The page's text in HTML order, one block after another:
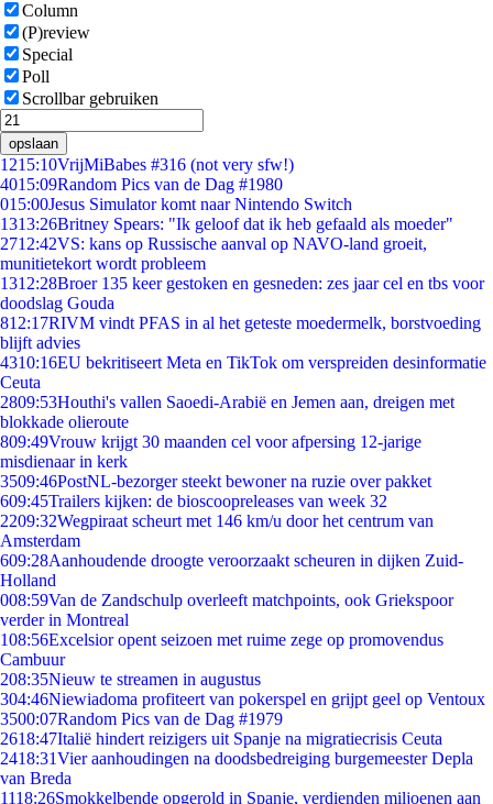
Column
(P)review
Special
Poll
Scrollbar gebruiken
opslaan
1215:10VrijMiBabes #316 (not very sfw!)
4015:09Random Pics van de Dag #1980
015:00Jesus Simulator komt naar Nintendo Switch
1313:26Britney Spears: "Ik geloof dat ik heb gefaald als moeder"
2712:42VS: kans op Russische aanval op NAVO-land groeit,
munitietekort wordt probleem
1312:28Broer 135 keer gestoken en gesneden: zes jaar cel en tbs voor
doodslag Gouda
812:17RIVM vindt PFAS in al het geteste moedermelk, borstvoeding
blijft advies
4310:16EU bekritiseert Meta en TikTok om verspreiden desinformatie
Ceuta
2809:53Houthi's vallen Saoedi-Arabië en Jemen aan, dreigen met
blokkade olieroute
809:49Vrouw krijgt 30 maanden cel voor afpersing 12-jarige
misdienaar in kerk
3509:46PostNL-bezorger steekt bewoner na ruzie over pakket
609:45Trailers kijken: de bioscoopreleases van week 32
2209:32Wegpiraat scheurt met 146 km/u door het centrum van
Amsterdam
609:28Aanhoudende droogte veroorzaakt scheuren in dijken Zuid-
Holland
008:59Van de Zandschulp overleeft matchpoints, ook Griekspoor
verder in Montreal
108:56Excelsior opent seizoen met ruime zege op promovendus
Cambuur
208:35Nieuw te streamen in augustus
304:46Niewiadoma profiteert van pokerspel en grijpt geel op Ventoux
3500:07Random Pics van de Dag #1979
2618:47Italië hindert reizigers uit Spanje na migratiecrisis Ceuta
2418:31Vier aanhoudingen na doodsbedreiging burgemeester Depla
van Breda
1118:26Smokkelbende opgerold in Spanje, verdienden miljoenen aan